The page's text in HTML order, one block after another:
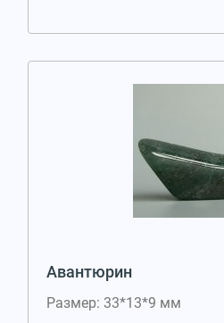
Авантюрин
Размер: 33*13*9 мм